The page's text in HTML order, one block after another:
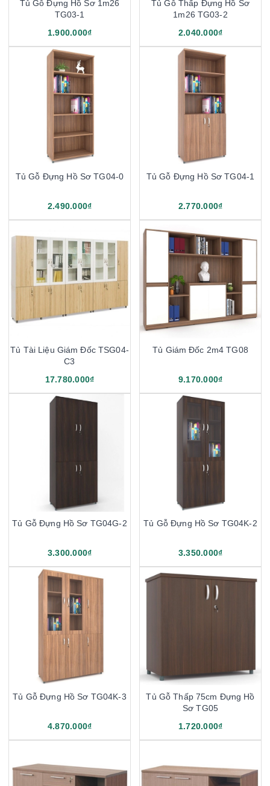
Tủ Gỗ Đựng Hồ Sơ 1m26
TG03-1
1.900.000₫
Tủ Gỗ Thấp Đựng Hồ Sơ
1m26 TG03-2
2.040.000₫
Tủ Gỗ Đựng Hồ Sơ TG04-0
2.490.000₫
Tủ Gỗ Đựng Hồ Sơ TG04-1
2.770.000₫
Tủ Tài Liệu Giám Đốc TSG04-
C3
17.780.000₫
Tủ Giám Đốc 2m4 TG08
9.170.000₫
Tủ Gỗ Đựng Hồ Sơ TG04G-2
3.300.000₫
Tủ Gỗ Đựng Hồ Sơ TG04K-2
3.350.000₫
Tủ Gỗ Đựng Hồ Sơ TG04K-3
4.870.000₫
Tủ Gỗ Thấp 75cm Đựng Hồ
Sơ TG05
1.720.000₫